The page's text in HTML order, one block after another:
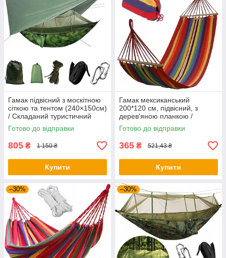
Гамак підвісний з москітною
сіткою та тентом (240×150см)
/ Складаний туристичний
гамак
Готово до відправки
805 ₴ 1 150 ₴
Купити
Гамак мексиканський
200*120 см, підвісний, з
дерев'яною планкою /
Гойдалка гамак / Гамак на
дачу / Тканинний гамак
Готово до відправки
365 ₴ 521,43 ₴
Купити
–30% –30%